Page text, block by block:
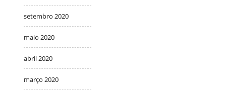
setembro 2020
maio 2020
abril 2020
março 2020